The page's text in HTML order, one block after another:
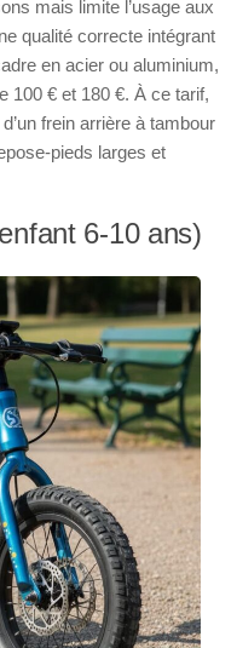
mais limite l’usage aux
qualité correcte intégrant
en acier ou aluminium,
100 € et 180 €. À ce tarif,
frein arrière à tambour
pieds larges et
6-10 ans)